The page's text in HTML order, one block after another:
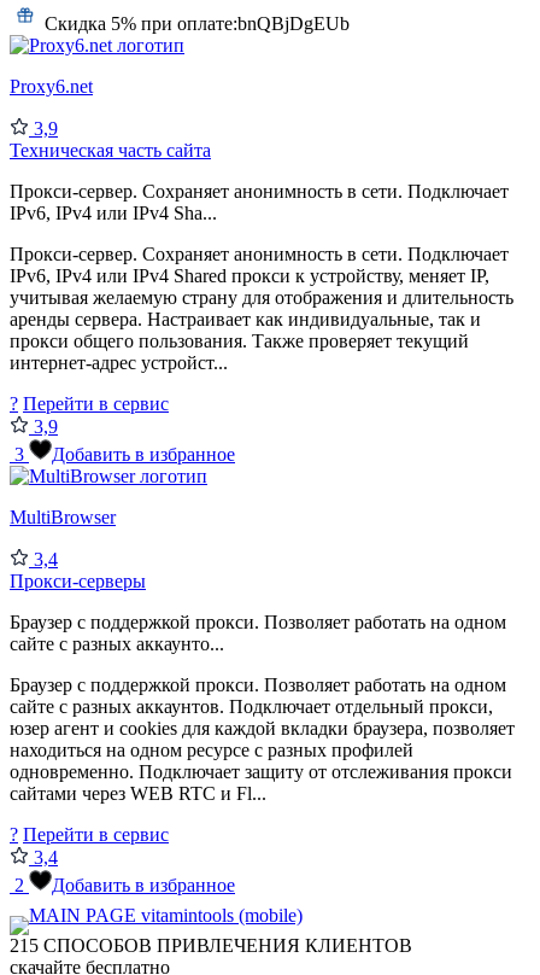
Скидка 5% при оплате:bnQBjDgEUb
Proxy6.net
3,9
Техническая часть сайта
Прокси-сервер. Сохраняет анонимность в сети. Подключает
IPv6, IPv4 или IPv4 Sha...
Прокси-сервер. Сохраняет анонимность в сети. Подключает
IPv6, IPv4 или IPv4 Shared прокси к устройству, меняет IP,
учитывая желаемую страну для отображения и длительность
аренды сервера. Настраивает как индивидуальные, так и
прокси общего пользования. Также проверяет текущий
интернет-адрес устройст...
? Перейти в сервис
3,9
3
Добавить в избранное
MultiBrowser
3,4
Прокси-серверы
Браузер с поддержкой прокси. Позволяет работать на одном
сайте с разных аккаунто...
Браузер с поддержкой прокси. Позволяет работать на одном
сайте с разных аккаунтов. Подключает отдельный прокси,
юзер агент и cookies для каждой вкладки браузера, позволяет
находиться на одном ресурсе с разных профилей
одновременно. Подключает защиту от отслеживания прокси
сайтами через WEB RTC и Fl...
? Перейти в сервис
3,4
2
Добавить в избранное
215 СПОСОБОВ ПРИВЛЕЧЕНИЯ КЛИЕНТОВ
скачайте бесплатно